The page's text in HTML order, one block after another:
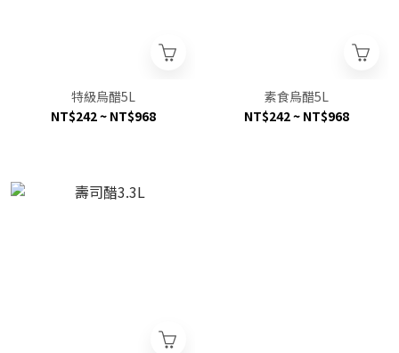
特級烏醋5L
NT$242 ~ NT$968
素食烏醋5L
NT$242 ~ NT$968